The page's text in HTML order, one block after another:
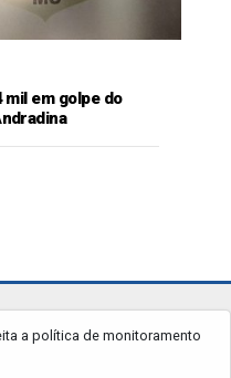
mil em golpe do
a política de monitoramento